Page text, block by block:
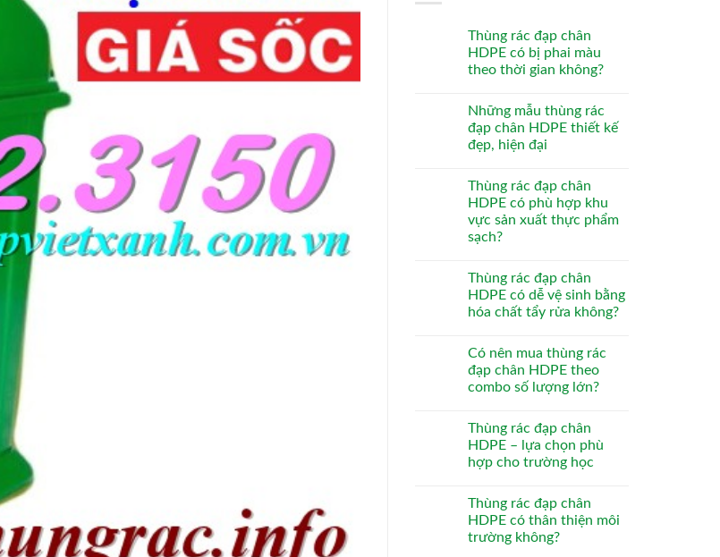
Thùng rác đạp chân
HDPE có bị phai màu
theo thời gian không?
Những mẫu thùng rác
đạp chân HDPE thiết kế
đẹp, hiện đại
Thùng rác đạp chân
HDPE có phù hợp khu
vực sản xuất thực phẩm
sạch?
Thùng rác đạp chân
HDPE có dễ vệ sinh bằng
hóa chất tẩy rửa không?
Có nên mua thùng rác
đạp chân HDPE theo
combo số lượng lớn?
Thùng rác đạp chân
HDPE – lựa chọn phù
hợp cho trường học
Thùng rác đạp chân
HDPE có thân thiện môi
trường không?